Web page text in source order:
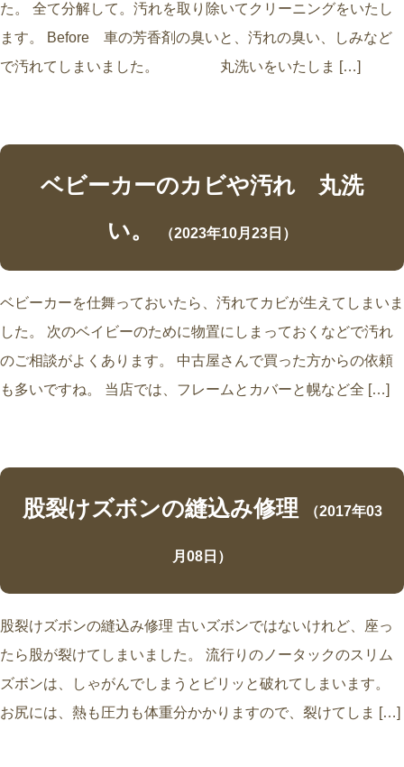
た。 全て分解して。汚れを取り除いてクリーニングをいたし
ます。 Before 車の芳香剤の臭いと、汚れの臭い、しみなど
で汚れてしまいました。 丸洗いをいたしま […]
ベビーカーのカビや汚れ 丸洗
い。
（2023年10月23日）
ベビーカーを仕舞っておいたら、汚れてカビが生えてしまいま
した。 次のベイビーのために物置にしまっておくなどで汚れ
のご相談がよくあります。 中古屋さんで買った方からの依頼
も多いですね。 当店では、フレームとカバーと幌など全 […]
股裂けズボンの縫込み修理 （2017年03
月08日）
股裂けズボンの縫込み修理 古いズボンではないけれど、座っ
たら股が裂けてしまいました。 流行りのノータックのスリム
ズボンは、しゃがんでしまうとビリッと破れてしまいます。
お尻には、熱も圧力も体重分かかりますので、裂けてしま […]